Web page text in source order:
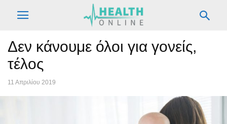
Δεν κάνουμε όλοι για γονείς,
τέλος
11 Απριλίου 2019